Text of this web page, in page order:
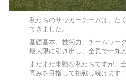
私たちのサッカーチームは、た
てきました。
基礎基本、技術力、チームワー
最大限に引き出し、全員で一丸
まだまだ未熟な私たちですが、
高みを目指して挑戦し続けます！